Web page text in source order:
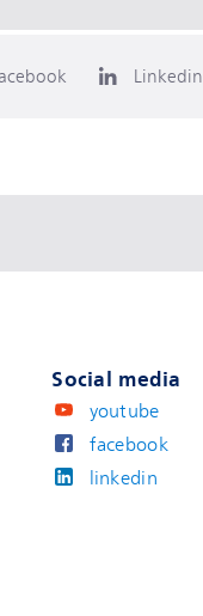
Linkedin
Social media
youtube
facebook
linkedin